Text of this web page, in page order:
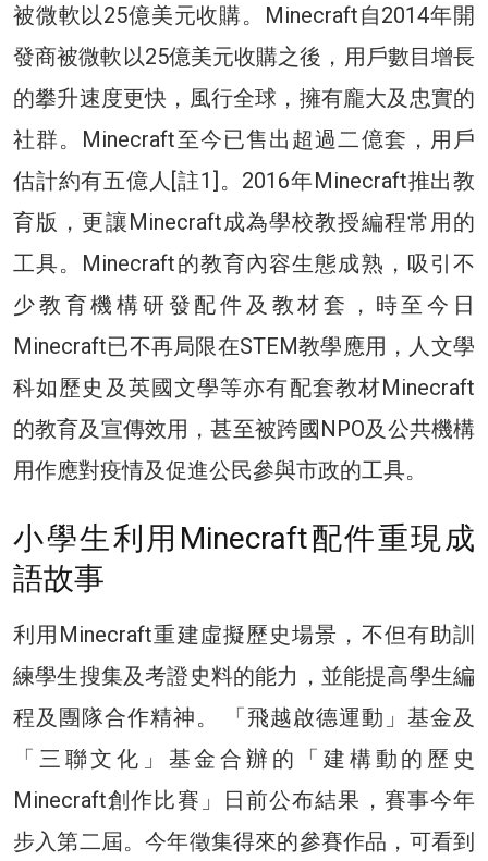
被微軟以25億美元收購。Minecraft自2014年開
發商被微軟以25億美元收購之後，用戶數目增長
的攀升速度更快，風行全球，擁有龐大及忠實的
社群。Minecraft至今已售出超過二億套，用戶
估計約有五億人[註1]。2016年Minecraft推出教
育版，更讓Minecraft成為學校教授編程常用的
工具。Minecraft的教育內容生態成熟，吸引不
少教育機構研發配件及教材套，時至今日
Minecraft已不再局限在STEM教學應用，人文學
科如歷史及英國文學等亦有配套教材Minecraft
的教育及宣傳效用，甚至被跨國NPO及公共機構
用作應對疫情及促進公民參與市政的工具。
小學生利用Minecraft配件重現成
語故事
利用Minecraft重建虛擬歷史場景，不但有助訓
練學生搜集及考證史料的能力，並能提高學生編
程及團隊合作精神。 「飛越啟德運動」基金及
「三聯文化」基金合辦的「建構動的歷史
Minecraft創作比賽」日前公布結果，賽事今年
步入第二屆。今年徵集得來的參賽作品，可看到